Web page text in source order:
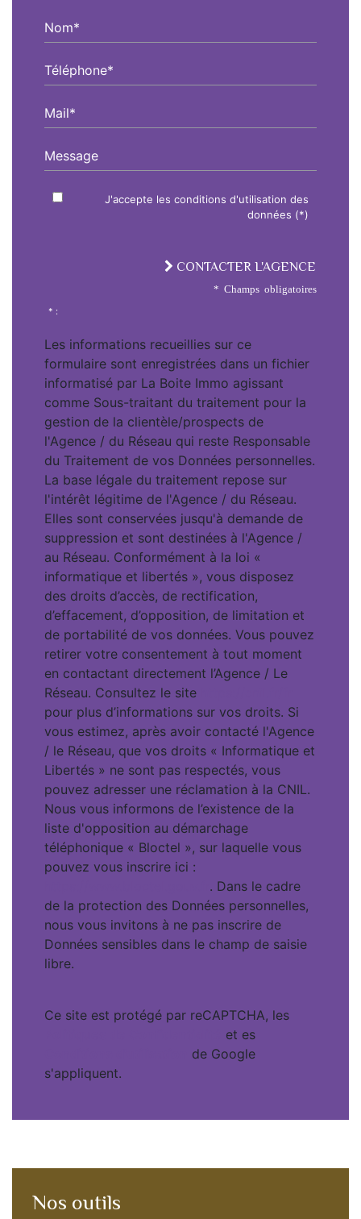
Nom*
Téléphone*
Mail*
Message
J'accepte les conditions d'utilisation des
données (*)
CONTACTER L'AGENCE
* Champs obligatoires
* :
Les informations recueillies sur ce
formulaire sont enregistrées dans un fichier
informatisé par La Boite Immo agissant
comme Sous-traitant du traitement pour la
gestion de la clientèle/prospects de
l'Agence / du Réseau qui reste Responsable
du Traitement de vos Données personnelles.
La base légale du traitement repose sur
l'intérêt légitime de l'Agence / du Réseau.
Elles sont conservées jusqu'à demande de
suppression et sont destinées à l'Agence /
au Réseau. Conformément à la loi «
informatique et libertés », vous disposez
des droits d’accès, de rectification,
d’effacement, d’opposition, de limitation et
de portabilité de vos données. Vous pouvez
retirer votre consentement à tout moment
en contactant directement l’Agence / Le
Réseau. Consultez le site
pour plus d’informations sur vos droits. Si
vous estimez, après avoir contacté l'Agence
/ le Réseau, que vos droits « Informatique et
Libertés » ne sont pas respectés, vous
pouvez adresser une réclamation à la CNIL.
Nous vous informons de l’existence de la
liste d'opposition au démarchage
téléphonique « Bloctel », sur laquelle vous
pouvez vous inscrire ici :
. Dans le cadre
de la protection des Données personnelles,
nous vous invitons à ne pas inscrire de
Données sensibles dans le champ de saisie
libre.
Ce site est protégé par reCAPTCHA, les
et es
de Google
s'appliquent.
Nos outils